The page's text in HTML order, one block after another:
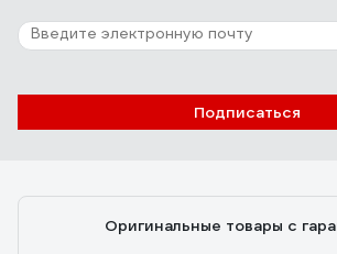
Подписаться
Оригинальные товары с